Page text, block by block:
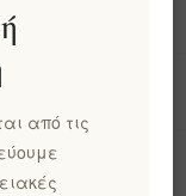
από τις